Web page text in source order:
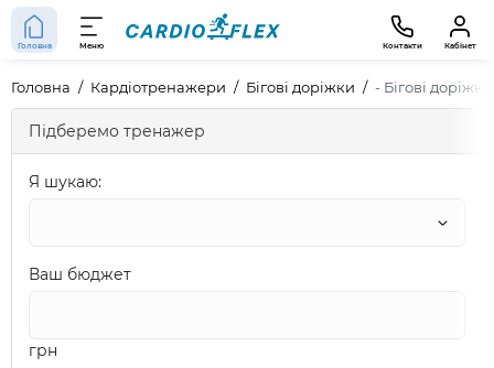
Головна Меню Контакти Кабінет
Головна Кардіотренажери Бігові доріжки - Бігові
Підберемо тренажер
Я шукаю:
Ваш бюджет
грн